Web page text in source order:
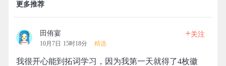
更多推荐
田侑宴
10月7日 15时18分 精选
+关注
我很开心能到拓词学习，因为我第一天就得了4枚徽